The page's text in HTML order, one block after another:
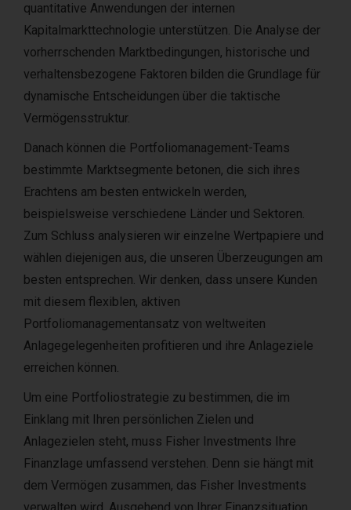
quantitative Anwendungen der internen
Kapitalmarkttechnologie unterstützen. Die Analyse der
vorherrschenden Marktbedingungen, historische und
verhaltensbezogene Faktoren bilden die Grundlage für
dynamische Entscheidungen über die taktische
Vermögensstruktur.
Danach können die Portfoliomanagement-Teams
bestimmte Marktsegmente betonen, die sich ihres
Erachtens am besten entwickeln werden,
beispielsweise verschiedene Länder und Sektoren.
Zum Schluss analysieren wir einzelne Wertpapiere und
wählen diejenigen aus, die unseren Überzeugungen am
besten entsprechen. Wir denken, dass unsere Kunden
mit diesem flexiblen, aktiven
Portfoliomanagementansatz von weltweiten
Anlagegelegenheiten profitieren und ihre Anlageziele
erreichen können.
Um eine Portfoliostrategie zu bestimmen, die im
Einklang mit Ihren persönlichen Zielen und
Anlagezielen steht, muss Fisher Investments Ihre
Finanzlage umfassend verstehen. Denn sie hängt mit
dem Vermögen zusammen, das Fisher Investments